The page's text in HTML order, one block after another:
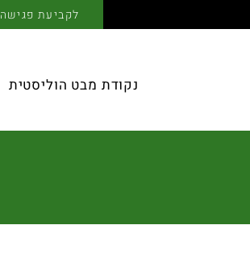
לקביעת פגישה
נקודת מבט הוליסטית